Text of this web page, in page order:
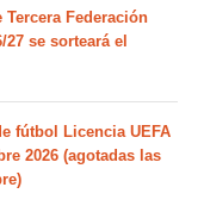
Federación
se sorteará el
fútbol Licencia UEFA
2026 (agotadas las